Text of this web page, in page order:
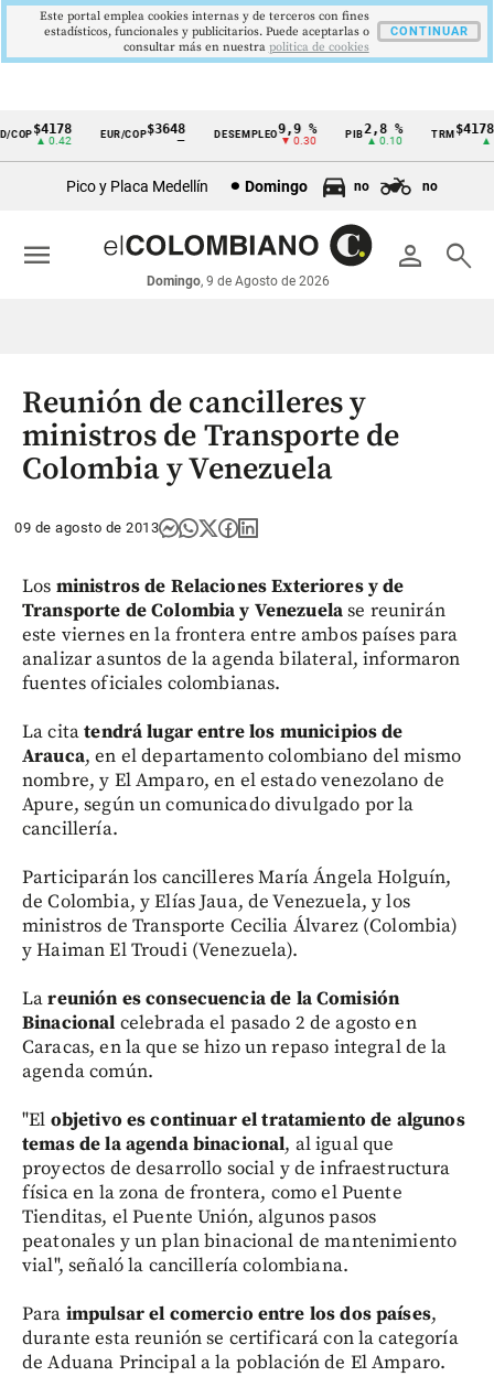
Cintillo
económicos
Colombia
$4178
▲ 0.42
EUR/COP$3648 DESEMPLEO 9,9 %
▼ 0.30
PIB2,8 %
▲ 0.10
TRM
▲
Pico y Placa Medellín Domingo no no
person search
Domingo, 9 de Agosto de 2026
menu
Reunión de cancilleres y
ministros de Transporte de
Colombia y Venezuela
09 de agosto de 2013
Los ministros de Relaciones Exteriores y de
Transporte de Colombia y Venezuelase reunirán
este viernes en la frontera entre ambos países para
analizar asuntos de la agenda bilateral, informaron
fuentes oficiales colombianas.
La citatendrá lugar entre los municipios de
Arauca, en el departamento colombiano del mismo
nombre, y El Amparo, en el estado venezolano de
Apure, según un comunicado divulgado por la
cancillería.
Participarán los cancilleres María Ángela Holguín,
de Colombia, y Elías Jaua, de Venezuela, y los
ministros de Transporte Cecilia Álvarez (Colombia)
y Haiman El Troudi (Venezuela).
Lareunión es consecuencia de la Comisión
Binacional celebrada el pasado 2 de agosto en
Caracas, en la que se hizo un repaso integral de la
agenda común.
"El objetivo es continuar el tratamiento de algunos
temas de la agenda binacional, al igual que
proyectos de desarrollo social y de infraestructura
física en la zona de frontera, como el Puente
Tienditas, el Puente Unión, algunos pasos
peatonales y un plan binacional de mantenimiento
vial", señaló la cancillería colombiana.
Para impulsar el comercio entre los dos países,
durante esta reunión se certificará con la categoría
de Aduana Principal a la población de El Amparo.
Este portal emplea cookies internas y de terceros con fines
estadísticos, funcionales y publicitarios. Puede aceptarlas o
consultar más en nuestra politica de cookies
CONTINUAR